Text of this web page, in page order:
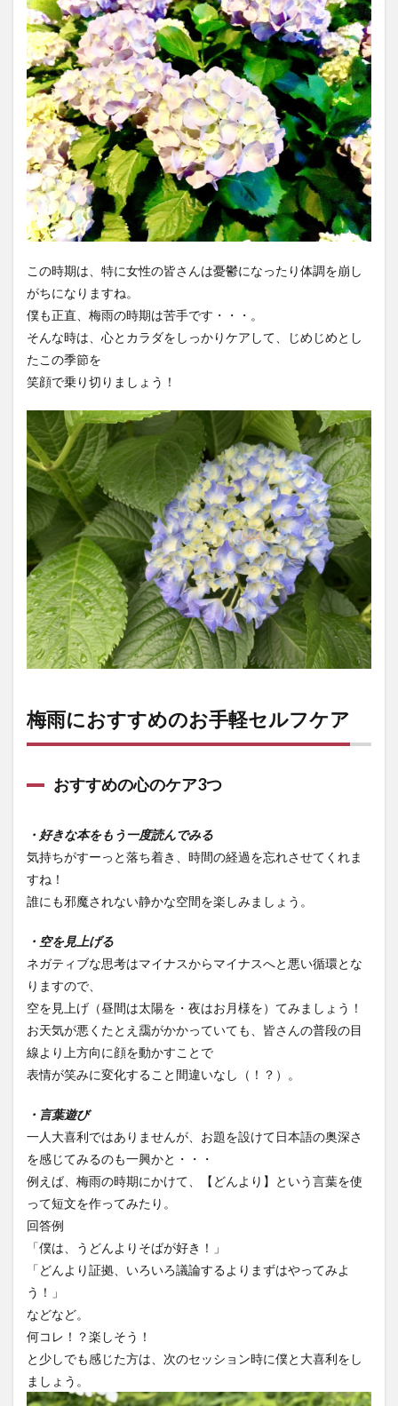
この時期は、特に女性の皆さんは憂鬱になったり体調を崩し
がちになりますね。
僕も正直、梅雨の時期は苦手です・・・。
そんな時は、心とカラダをしっかりケアして、じめじめとし
たこの季節を
笑顔で乗り切りましょう！
梅雨におすすめのお手軽セルフケア
おすすめの心のケア3つ
・好きな本をもう一度読んでみる
気持ちがすーっと落ち着き、時間の経過を忘れさせてくれま
すね！
誰にも邪魔されない静かな空間を楽しみましょう。
・空を見上げる
ネガティブな思考はマイナスからマイナスへと悪い循環とな
りますので、
空を見上げ（昼間は太陽を・夜はお月様を）てみましょう！
お天気が悪くたとえ靄がかかっていても、皆さんの普段の目
線より上方向に顔を動かすことで
表情が笑みに変化すること間違いなし（！？）。
・言葉遊び
一人大喜利ではありませんが、お題を設けて日本語の奥深さ
を感じてみるのも一興かと・・・
例えば、梅雨の時期にかけて、【どんより】という言葉を使
って短文を作ってみたり。
回答例
「僕は、うどんよりそばが好き！」
「どんより証拠、いろいろ議論するよりまずはやってみよ
う！」
などなど。
何コレ！？楽しそう！
と少しでも感じた方は、次のセッション時に僕と大喜利をし
ましょう。